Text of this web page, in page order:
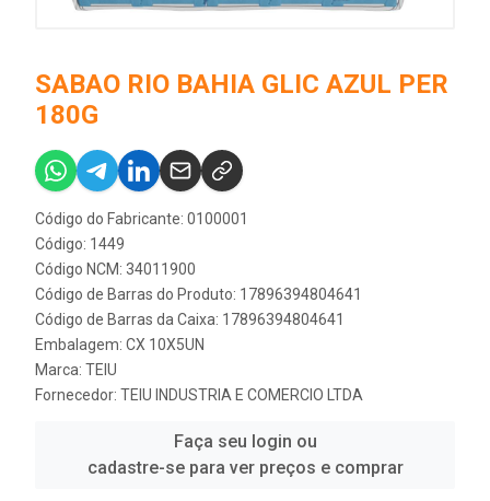
SABAO RIO BAHIA GLIC AZUL PER
180G
Código do Fabricante: 0100001
Código: 1449
Código NCM: 34011900
Código de Barras do Produto: 17896394804641
Código de Barras da Caixa: 17896394804641
Embalagem: CX 10X5UN
Marca: TEIU
Fornecedor: TEIU INDUSTRIA E COMERCIO LTDA
Faça seu login ou
cadastre-se para ver preços e comprar